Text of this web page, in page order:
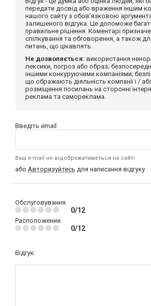
передати досвід або враження іншим
нашого сайту з обов'язковою
залишеного відгука. Це допоможе
правильне рішення. Коментарі
спілкування та обговорення, а також
питань, що цікавлять.
Не дозволяється: використання
лексики, погроз або образ;
іншими конкуруючими компаніями;
що ображають діяльність компанії і / або
розміщення посилань на сторонні
реклама та самореклама.
Введіть email:
Ваш e-mail не відображатиметься на сайті
або Авторизуйтесь для написання відгуку
Обслуговування
0/12
Расположение
0/12
Відгук: